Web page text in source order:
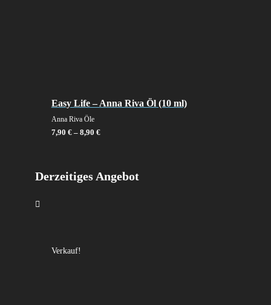
Easy Life – Anna Riva Öl (10 ml)
Anna Riva Öle
7,90 €– 8,90 €
Derzeitiges Angebot
Verkauf!